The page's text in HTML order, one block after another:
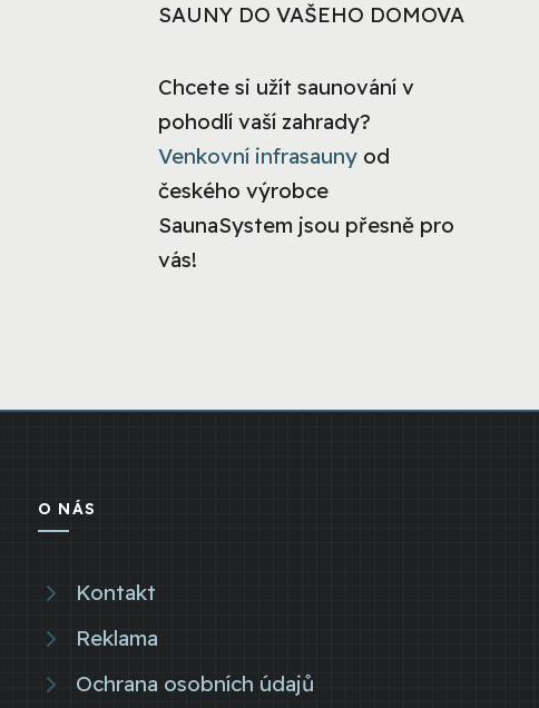
SAUNY DO VAŠEHO DOMOVA
Chcete si užít saunování v
pohodlí vaší zahrady?
Venkovní infrasauny od
českého výrobce
SaunaSystem jsou přesně pro
vás!
O NÁS
Kontakt
Reklama
Ochrana osobních údajů